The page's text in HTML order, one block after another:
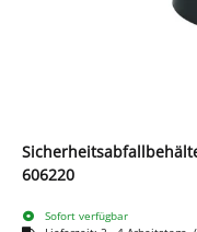
606220
Sofort verfügbar